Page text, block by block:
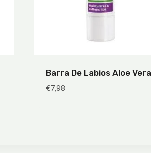
Barra De Labios Aloe Vera
€7,98